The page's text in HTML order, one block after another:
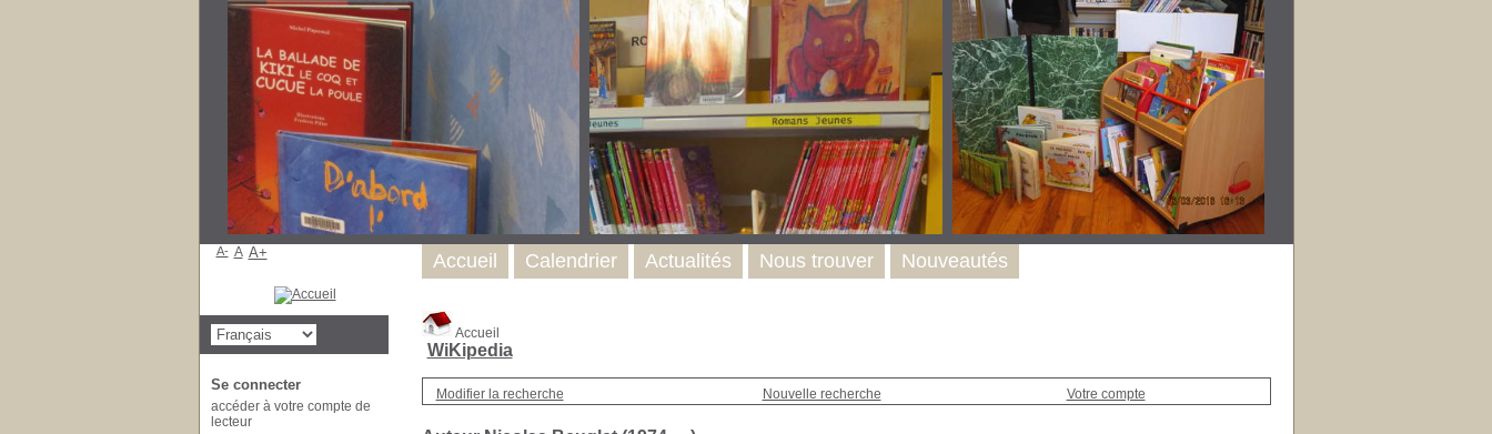
Accueil
WiKipedia
Modifier la recherche Nouvelle recherche Votre compte
Accueil Calendrier Actualités Nous trouver Nouveautés
A- A A+
Se connecter
accéder à votre compte de
lecteur